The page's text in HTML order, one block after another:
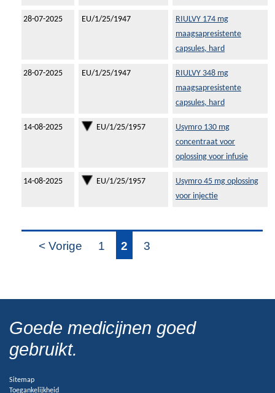
28-07-2025 EU/1/25/1947
RIULVY 174 mg
maagsapresistente
capsules, hard
28-07-2025 EU/1/25/1947
RIULVY 348 mg
maagsapresistente
capsules, hard
14-08-2025 EU/1/25/1957
Usymro 130 mg
concentraat voor
oplossing voor infusie
14-08-2025 EU/1/25/1957
Usymro 45 mg oplossing
voor injectie
< Vorige 1 2 3
Goede medicijnen goed
gebruikt.
Sitemap
Toegankelijkheid